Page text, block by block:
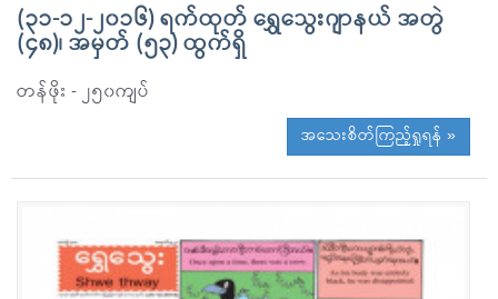
(၃၁-၁၂-၂၀၁၆) ရက်ထုတ် ရွှေသွေးဂျာနယ် အတွဲ
(၄၈)၊ အမှတ် (၅၃) ထွက်ရှိ
တန်ဖိုး - ၂၅၀ကျပ်
အသေးစိတ်ကြည့်ရှုရန် »